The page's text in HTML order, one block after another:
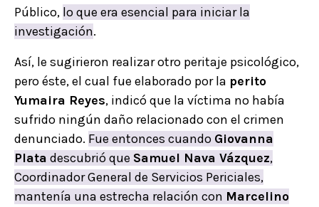
Público, lo que era esencial para iniciar la
investigación.
Así, le sugirieron realizar otro peritaje psicológico,
pero éste, el cual fue elaborado por la perito
Yumaira Reyes, indicó que la víctima no había
sufrido ningún daño relacionado con el crimen
denunciado. Fue entonces cuando Giovanna
Plata descubrió que Samuel Nava Vázquez,
Coordinador General de Servicios Periciales,
mantenía una estrecha relación con Marcelino